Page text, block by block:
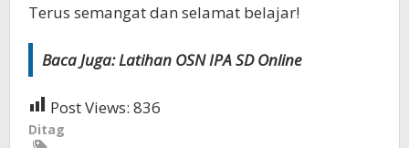
Terus semangat dan selamat belajar!
Baca Juga:Latihan OSN IPA SD Online
Post Views: 836
Ditag